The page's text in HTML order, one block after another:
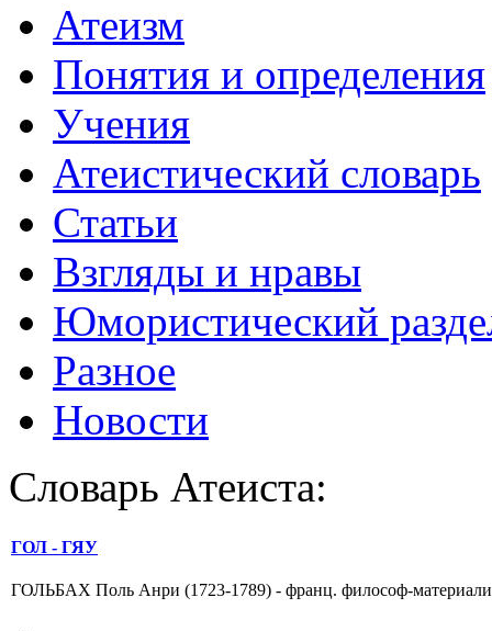
Атеизм
Понятия и определения
Учения
Атеистический словарь
Статьи
Взгляды и нравы
Юмористический
Разное
Новости
Словарь Атеиста:
ГОЛ - ГЯУ
ГОЛЬБАХ Поль Анри (1723-1789) - франц. философ-